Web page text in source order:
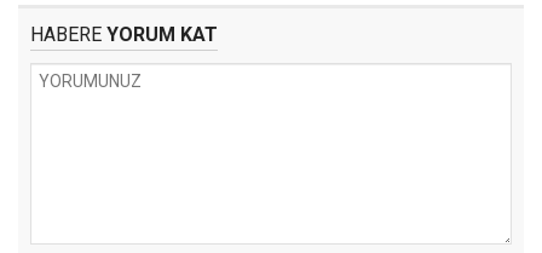
HABERE YORUM KAT